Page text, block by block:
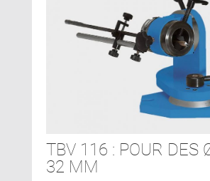
TBV 116 : POUR DES
32 MM